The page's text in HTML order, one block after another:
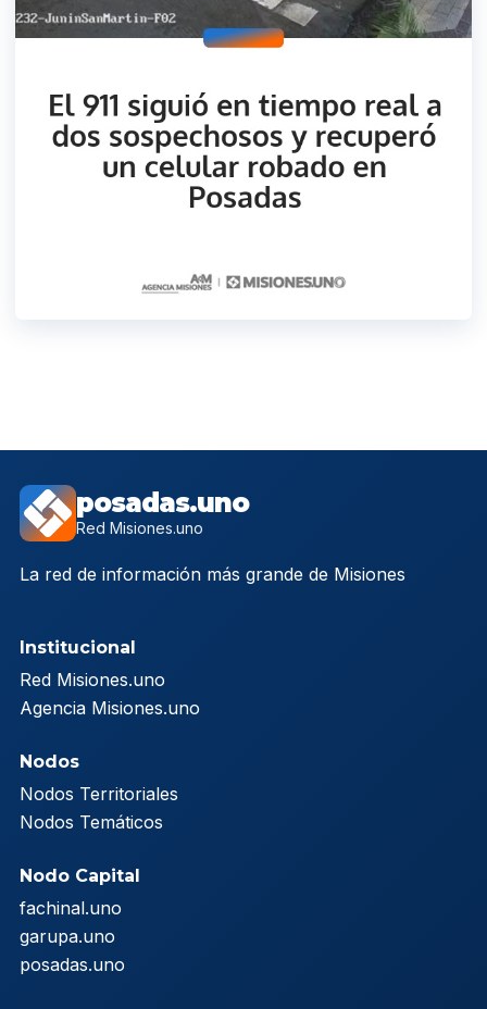
posadas.uno
Red Misiones.uno
La red de información más grande de Misiones
Institucional
Red Misiones.uno
Agencia Misiones.uno
Nodos
Nodos Territoriales
Nodos Temáticos
Nodo Capital
fachinal.uno
garupa.uno
posadas.uno